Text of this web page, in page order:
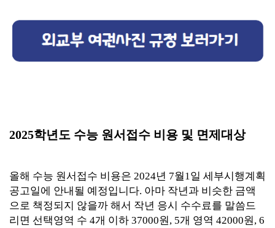
2025학년도 수능 원서접수 비용 및 면제대상
올해 수능 원서접수 비용은 2024년 7월1일 세부시행계획
공고일에 안내될 예정입니다. 아마 작년과 비슷한 금액
으로 책정되지 않을까 해서 작년 응시 수수료를 말씀드
리면 선택영역 수 4개 이하 37000원, 5개 영역 42000원, 6